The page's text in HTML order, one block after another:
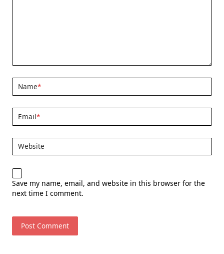
Name*
Email*
Website
Save my name, email, and website in this browser for the
next time I comment.